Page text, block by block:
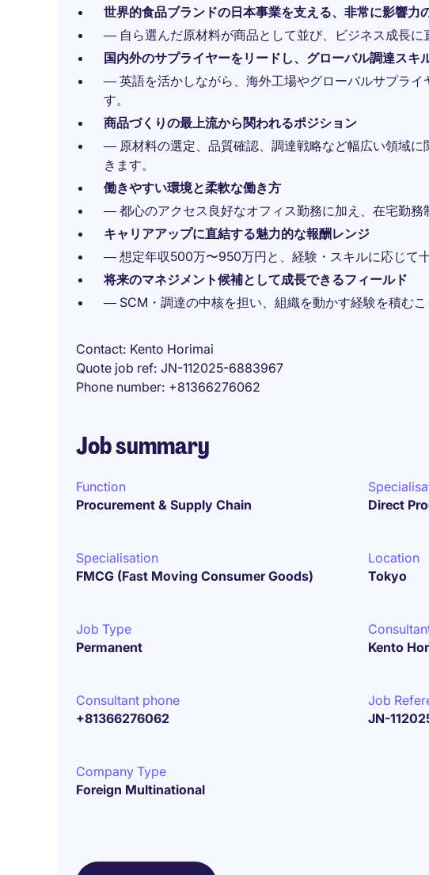
世界的食品ブランドの日本事業を支える、非常に影響力
― 自ら選んだ原材料が商品として並び、ビジネス成長に
国内外のサプライヤーをリードし、グローバル調達スキ
― 英語を活かしながら、海外工場やグローバルサプライ
す。
商品づくりの最上流から関われるポジション
― 原材料の選定、品質確認、調達戦略など幅広い領域
きます。
働きやすい環境と柔軟な働き方
― 都心のアクセス良好なオフィス勤務に加え、在宅勤務
キャリアアップに直結する魅力的な報酬レンジ
― 想定年収500万〜950万円と、経験・スキルに応じて
将来のマネジメント候補として成長できるフィールド
― SCM・調達の中核を担い、組織を動かす経験を積むこ
Contact Kento Horimai
Quote job ref JN-112025-6883967
Phone number +81366276062
Job summary
Function
Procurement & Supply Chain
Direct
Specialisation
FMCG (Fast Moving Consumer Goods)
Location
Tokyo
Job Type
Permanent
Kento
Consultant phone
+81366276062
Job
JN-
Company Type
Foreign Multinational